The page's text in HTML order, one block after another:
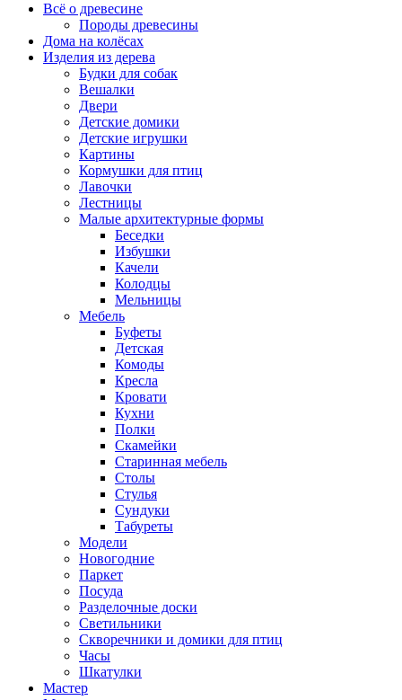
Всё о древесине
Породы древесины
Дома на колёсах
Изделия из дерева
Будки для собак
Вешалки
Двери
Детские домики
Детские игрушки
Картины
Кормушки для птиц
Лавочки
Лестницы
Малые архитектурные формы
Беседки
Избушки
Качели
Колодцы
Мельницы
Мебель
Буфеты
Детская
Комоды
Кресла
Кровати
Кухни
Полки
Скамейки
Старинная мебель
Столы
Стулья
Сундуки
Табуреты
Модели
Новогодние
Паркет
Посуда
Разделочные доски
Светильники
Скворечники и домики для птиц
Часы
Шкатулки
Мастер